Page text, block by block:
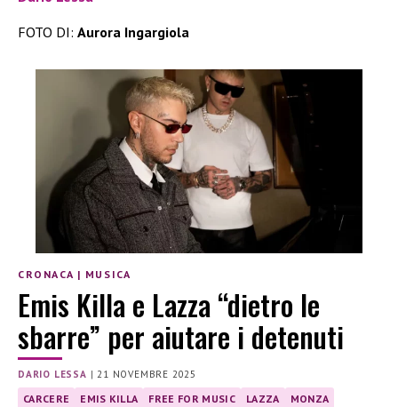
FOTO DI: Aurora Ingargiola
CRONACA | MUSICA
Emis Killa e Lazza “dietro le
sbarre” per aiutare i detenuti
DARIO LESSA |21 NOVEMBRE 2025
CARCERE EMIS KILLA FREE FOR MUSIC LAZZA
MONZA